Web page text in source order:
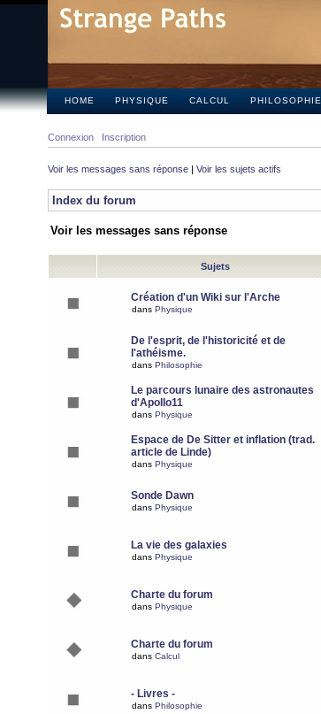
HOME PHYSIQUE CALCUL PHILOSOPHIE
Connexion Inscription
Voir les messages sans réponse | Voir les sujets actifs
Index du forum
Voir les messages sans réponse
Sujets
Création d'un Wiki sur l'Arche
dans Physique
De l'esprit, de l'historicité et de
l'athéisme.
dans Philosophie
Le parcours lunaire des astronautes
d'Apollo11
dans Physique
Espace de De Sitter et inflation (trad.
article de Linde)
dans Physique
Sonde Dawn
dans Physique
La vie des galaxies
dans Physique
Charte du forum
dans Physique
Charte du forum
dans Calcul
- Livres -
dans Philosophie